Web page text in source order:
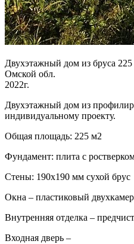
Двухэтажный дом из бруса
Омской обл.
2022г.
Двухэтажный дом из
индивидуальному проекту.
Общая площадь: 225 м2
Фундамент: плита с
Стены: 190х190 мм сухой брус
Окна – пластиковый
Внутренняя отделка –
Входная дверь –